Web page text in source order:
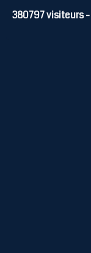
380797visiteurs -